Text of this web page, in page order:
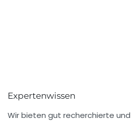
Expertenwissen
Wir bieten gut recherchierte